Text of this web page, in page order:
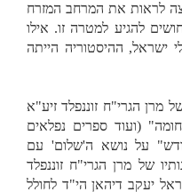
לראות את המרחב המזרח
להגיע למטרה זו. אילו
ישראל, ההיסטוריה הייתה
מרן הגרי"ח זוננפלד זיע"א
(ועוד ספרים נפלאים
על נושא ה'שלום' עם
של מרן הגרי"ח זוננפלד
יעקב דיהאן הי"ד לחולל